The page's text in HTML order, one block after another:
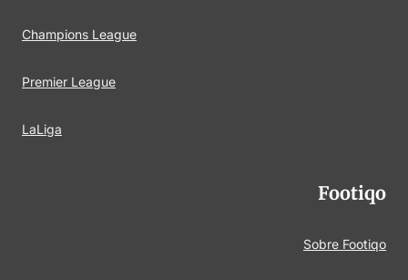
Champions League
Premier League
LaLiga
Footiqo
Sobre Footiqo